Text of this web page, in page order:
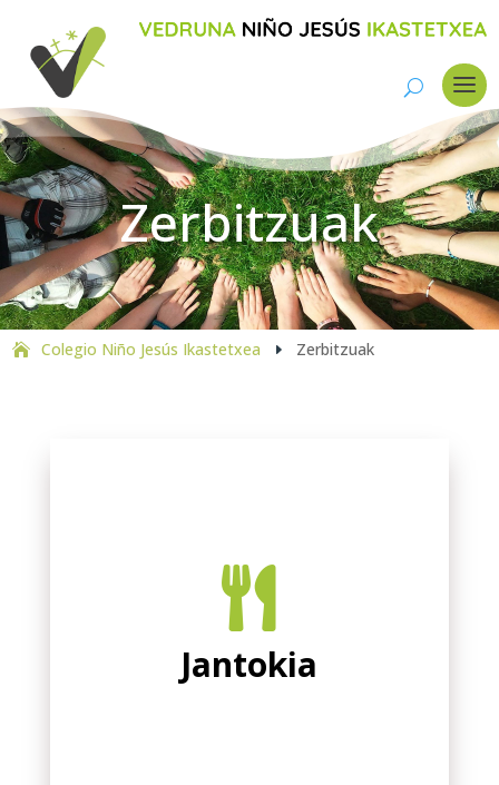
Zerbitzuak
Colegio Niño Jesús Ikastetxea E Zerbitzuak

Jantokia